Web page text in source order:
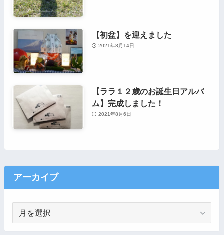
【初盆】を迎えました
2021年8月14日
【ララ１２歳のお誕生日アルバ
ム】完成しました！
2021年8月6日
アーカイブ